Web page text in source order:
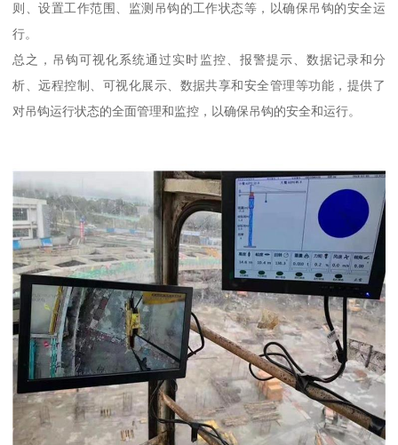
则、设置工作范围、监测吊钩的工作状态等，以确保吊钩的安全运
行。
总之，吊钩可视化系统通过实时监控、报警提示、数据记录和分
析、远程控制、可视化展示、数据共享和安全管理等功能，提供了
对吊钩运行状态的全面管理和监控，以确保吊钩的安全和运行。